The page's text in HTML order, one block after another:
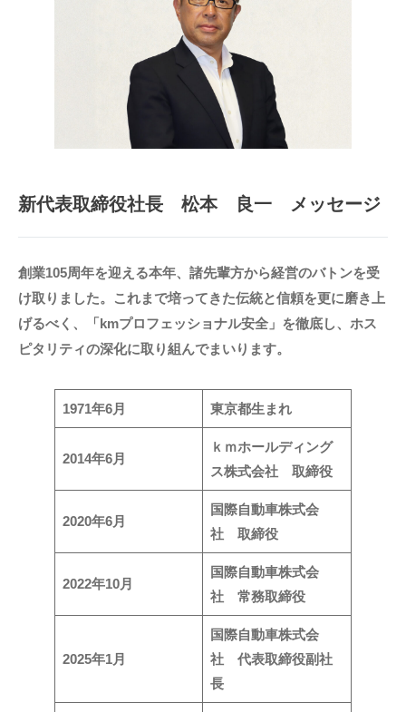
新代表取締役社長 松本 良一 メッセージ
創業105周年を迎える本年、諸先輩方から経営のバトンを受
け取りました。これまで培ってきた伝統と信頼を更に磨き上
げるべく、「kmプロフェッショナル安全」を徹底し、ホス
ピタリティの深化に取り組んでまいります。
1971年6月 東京都生まれ
2014年6月
ｋｍホールディング
ス株式会社 取締役
2020年6月
国際自動車株式会
社 取締役
2022年10月
国際自動車株式会
社 常務取締役
2025年1月
国際自動車株式会
社 代表取締役副社
長